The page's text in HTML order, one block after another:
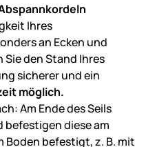
Ihres
an Ecken und
Sie den Stand Ihres
sicherer und ein
möglich.
Am Ende des Seils
befestigen diese am
Boden befestigt, z. B. mit